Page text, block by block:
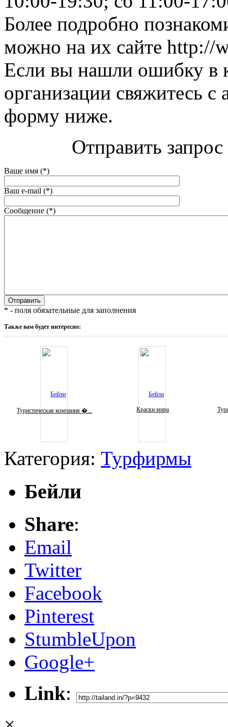
Более подробно
можно на их сайте http://
Если вы нашли ошибку в
организации свяжитесь
форму ниже.
Отправить
Ваше имя (*)
Ваш e-mail (*)
Сообщение (*)
* - поля обязательные для заполнения
Также вам будет интересно:
Туристическая компания �... Краски мира
Категория: Турфирмы
Бейли
Share:
Email
Twitter
Facebook
Pinterest
StumbleUpon
Google+
Link: